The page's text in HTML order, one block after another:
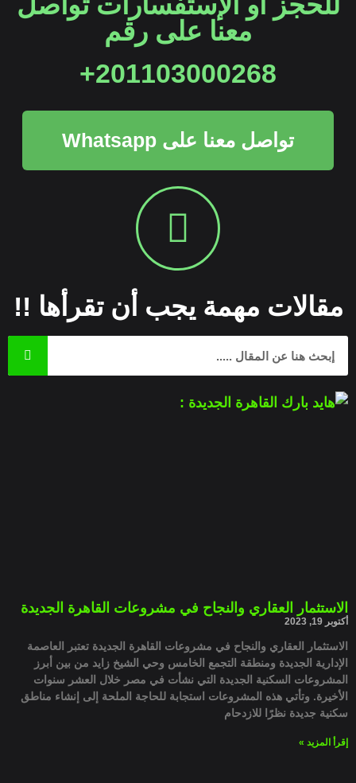
معنا على رقم
201103000268+
تواصل معنا على Whatsapp
مقالات مهمة يجب أن تقرأها !!
الاستثمار العقاري والنجاح في مشروعات القاهرة الجديدة
أكتوبر 19, 2023
الاستثمار العقاري والنجاح في مشروعات القاهرة الجديدة تعتبر العاصمة
الإدارية الجديدة ومنطقة التجمع الخامس وحي الشيخ زايد من بين أبرز
المشروعات السكنية الجديدة التي نشأت في مصر خلال العشر سنوات
الأخيرة. وتأتي هذه المشروعات استجابة للحاجة الملحة إلى إنشاء مناطق
سكنية جديدة نظرًا للازدحام
إقرأ المزيد »